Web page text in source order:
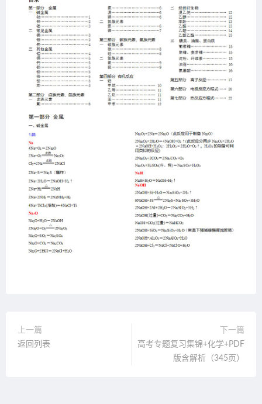
上一篇
返回列表
下一篇
高考专题复习集锦+化学+PDF
版含解析（345页）